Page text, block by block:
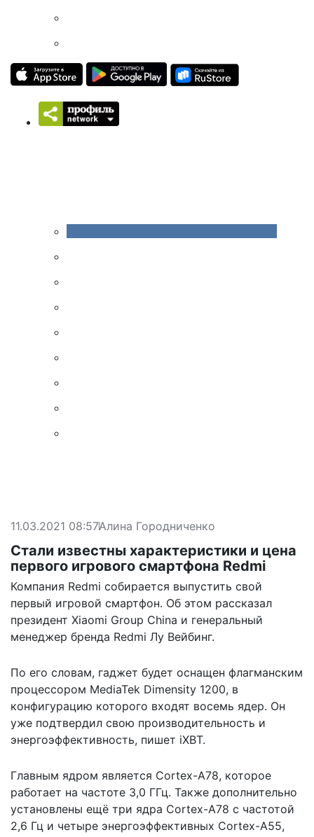
11.03.2021 08:57Алина Городниченко
Стали известны характеристики и цена
первого игрового смартфона Redmi
Компания Redmi собирается выпустить свой
первый игровой смартфон. Об этом рассказал
президент Xiaomi Group China и генеральный
менеджер бренда Redmi Лу Вейбинг.
По его словам, гаджет будет оснащен флагманским
процессором MediaTek Dimensity 1200, в
конфигурацию которого входят восемь ядер. Он
уже подтвердил свою производительность и
энергоэффективность, пишет iXBT.
Главным ядром является Cortex-A78, которое
работает на частоте 3,0 ГГц. Также дополнительно
установлены ещё три ядра Cortex-A78 с частотой
2,6 Гц и четыре энергоэффективных Cortex-A55,